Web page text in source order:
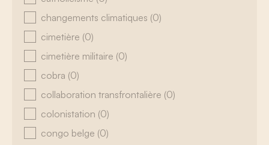
changements climatiques (0)
cimetière (0)
cimetière militaire (0)
cobra (0)
collaboration transfrontalière (0)
colonistation (0)
congo belge (0)